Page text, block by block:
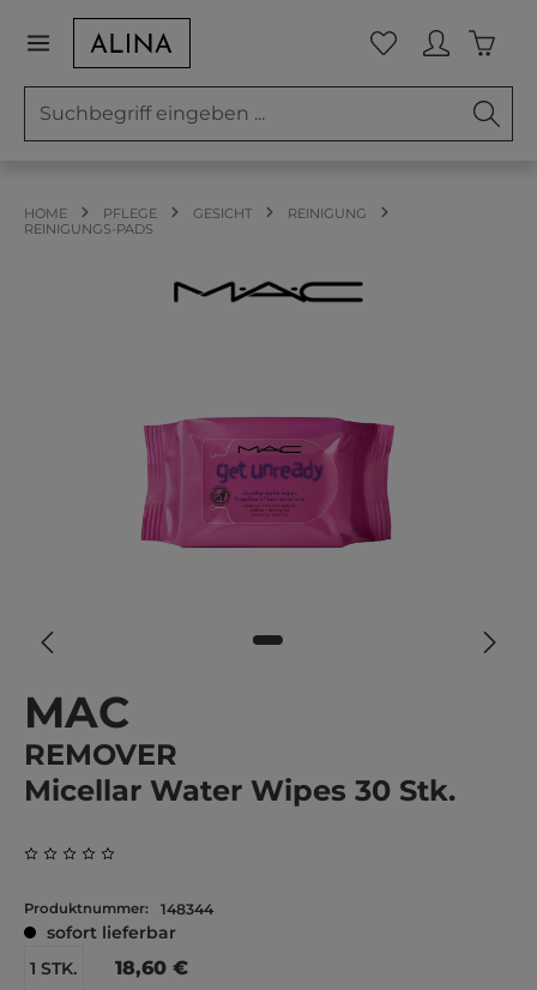
Zum Hauptinhalt springen Du hast 0
HOME PFLEGE GESICHT
REINIGUNG
REINIGUNGS-PADS
MAC
REMOVER
Micellar Water Wipes 30 Stk.
Produktnummer: 148344
sofort lieferbar
1 STK.
18,60 €